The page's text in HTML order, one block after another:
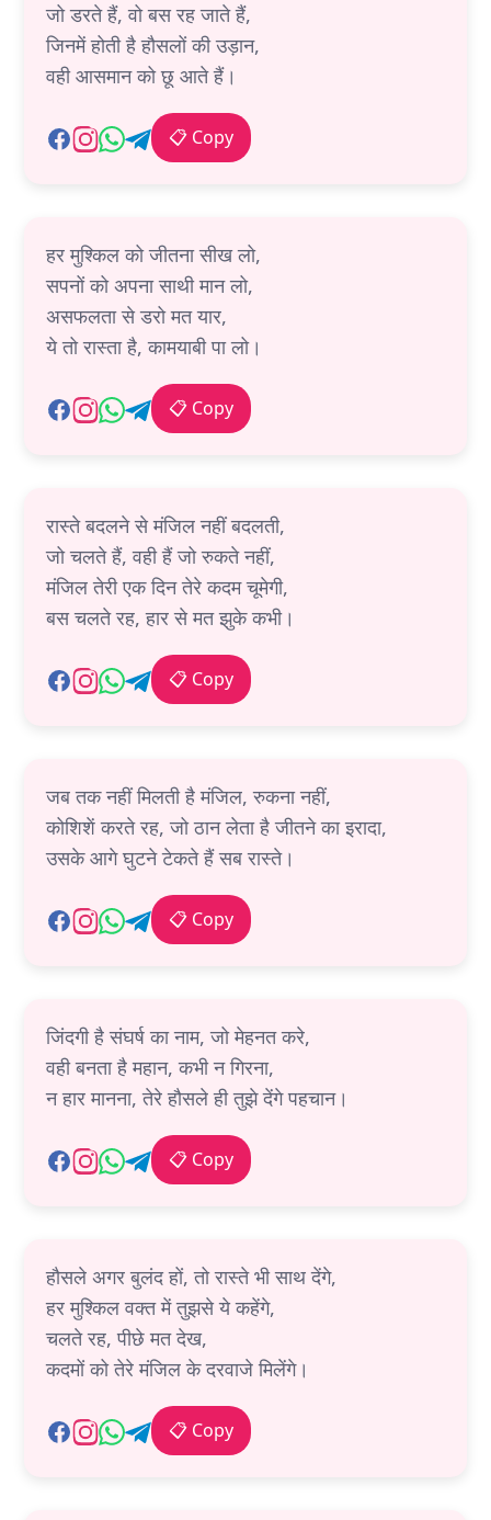
जो डरते हैं, वो बस रह जाते हैं,
जिनमें होती है हौसलों की उड़ान,
वही आसमान को छू आते हैं।
📋 Copy
हर मुश्किल को जीतना सीख लो,
सपनों को अपना साथी मान लो,
असफलता से डरो मत यार,
ये तो रास्ता है, कामयाबी पा लो।
📋 Copy
रास्ते बदलने से मंजिल नहीं बदलती,
जो चलते हैं, वही हैं जो रुकते नहीं,
मंजिल तेरी एक दिन तेरे कदम चूमेगी,
बस चलते रह, हार से मत झुके कभी।
📋 Copy
जब तक नहीं मिलती है मंजिल, रुकना नहीं,
कोशिशें करते रह, जो ठान लेता है जीतने का इरादा,
उसके आगे घुटने टेकते हैं सब रास्ते।
📋 Copy
जिंदगी है संघर्ष का नाम, जो मेहनत करे,
वही बनता है महान, कभी न गिरना,
न हार मानना, तेरे हौसले ही तुझे देंगे पहचान।
📋 Copy
हौसले अगर बुलंद हों, तो रास्ते भी साथ देंगे,
हर मुश्किल वक्त में तुझसे ये कहेंगे,
चलते रह, पीछे मत देख,
कदमों को तेरे मंजिल के दरवाजे मिलेंगे।
📋 Copy